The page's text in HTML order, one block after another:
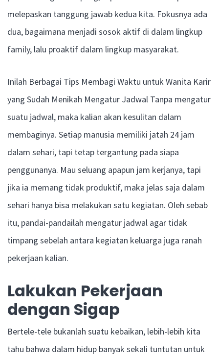
melepaskan tanggung jawab kedua kita. Fokusnya ada
dua, bagaimana menjadi sosok aktif di dalam lingkup
family, lalu proaktif dalam lingkup masyarakat.
Inilah Berbagai Tips Membagi Waktu untuk Wanita Karir
yang Sudah Menikah Mengatur Jadwal Tanpa mengatur
suatu jadwal, maka kalian akan kesulitan dalam
membaginya. Setiap manusia memiliki jatah 24 jam
dalam sehari, tapi tetap tergantung pada siapa
penggunanya. Mau seluang apapun jam kerjanya, tapi
jika ia memang tidak produktif, maka jelas saja dalam
sehari hanya bisa melakukan satu kegiatan. Oleh sebab
itu, pandai-pandailah mengatur jadwal agar tidak
timpang sebelah antara kegiatan keluarga juga ranah
pekerjaan kalian.
Lakukan Pekerjaan
dengan Sigap
Bertele-tele bukanlah suatu kebaikan, lebih-lebih kita
tahu bahwa dalam hidup banyak sekali tuntutan untuk